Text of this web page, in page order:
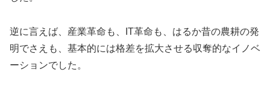
逆に言えば、産業革命も、IT革命も、はるか昔の農耕の発
明でさえも、基本的には格差を拡大させる収奪的なイノベ
ーションでした。